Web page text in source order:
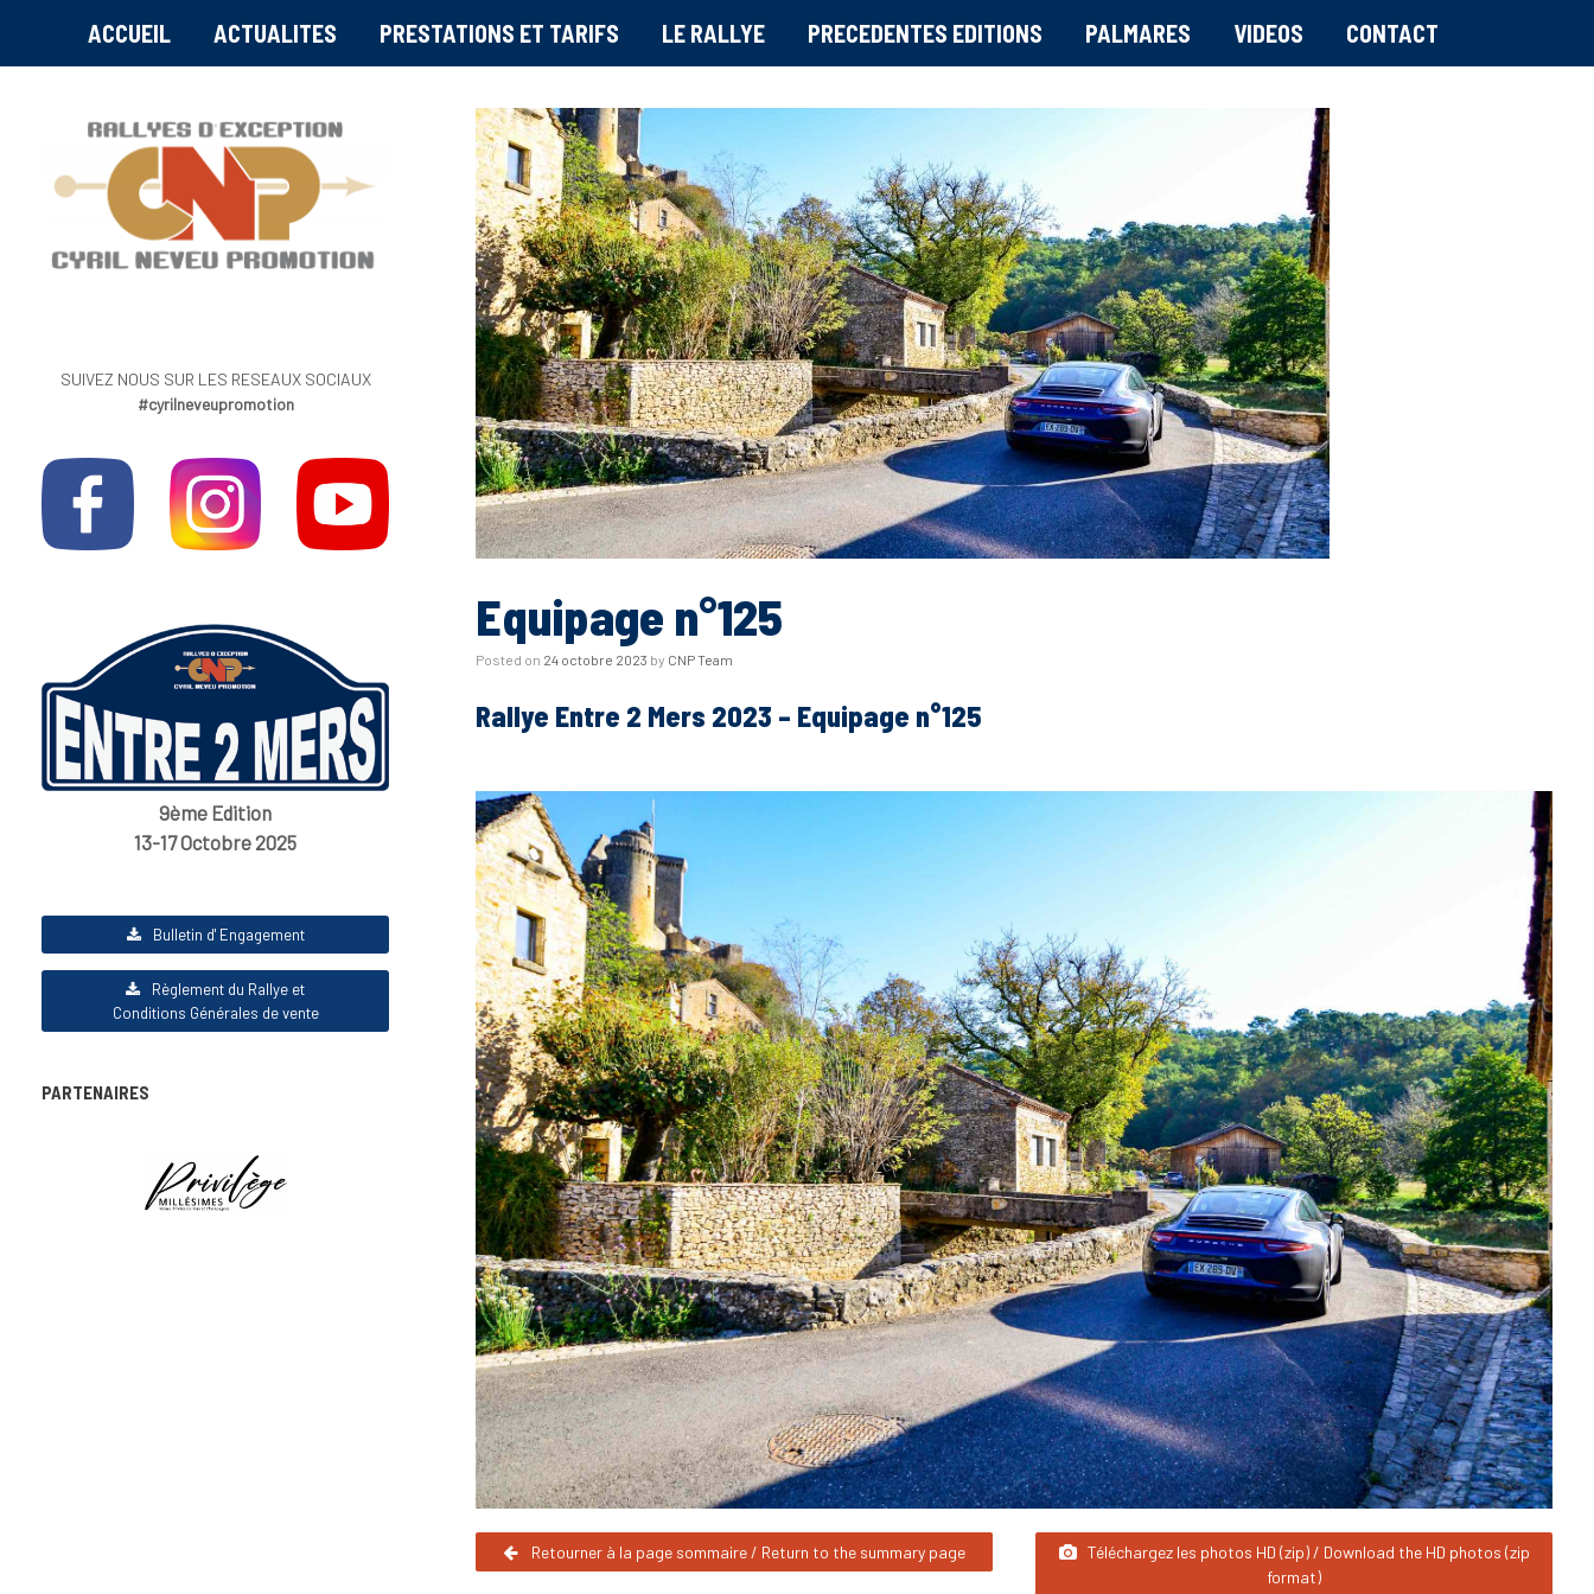
ACCUEIL ACTUALITES PRESTATIONS ET TARIFS LE RALLYE PRECEDENTES EDITIONS PALMARES VIDEOS CONTACT
Equipage n°125
Posted on 24 octobre 2023 by CNP Team
Rallye Entre 2 Mers 2023 – Equipage n°125
Retourner à la page sommaire / Return to the summary page
Téléchargez les photos HD (zip) / Download the HD photos (zip
format)
SUIVEZ NOUS SUR LES RESEAUX SOCIAUX
#cyrilneveupromotion
9ème Edition
13-17 Octobre 2025
Bulletin d' Engagement
Règlement du Rallye et
Conditions Générales de vente
PARTENAIRES